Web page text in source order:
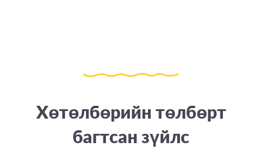
Хөтөлбөрийн төлбөрт
багтсан зүйлс